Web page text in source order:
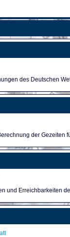
des Deutschen
der Gezeiten
und Erreichbarkeiten